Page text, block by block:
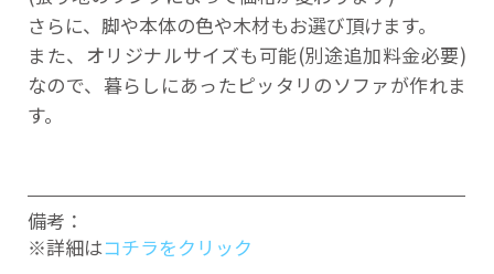
さらに、脚や本体の色や木材もお選び頂けます。
また、オリジナルサイズも可能(別途追加料金必要)
なので、暮らしにあったピッタリのソファが作れま
す。
備考：
※詳細はコチラをクリック